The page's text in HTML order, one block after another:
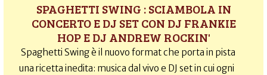
SPAGHETTI SWING : SCIAMBOLA IN
CONCERTO E DJ SET CON DJ FRANKIE
HOP E DJ ANDREW ROCKIN'
Spaghetti Swing è il nuovo format che porta in pista
una ricetta inedita: musica dal vivo e DJ set in cui ogni